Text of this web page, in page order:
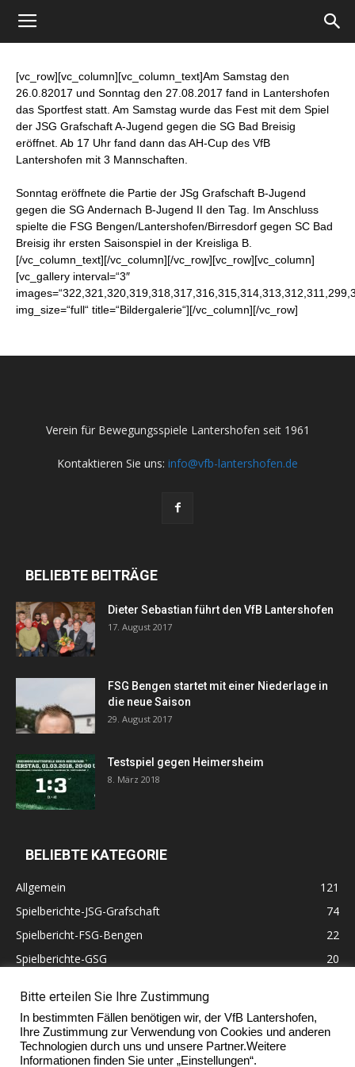
[vc_row][vc_column][vc_column_text]Am Samstag den
26.0.82017 und Sonntag den 27.08.2017 fand in Lantershofen
das Sportfest statt. Am Samstag wurde das Fest mit dem Spiel
der JSG Grafschaft A-Jugend gegen die SG Bad Breisig
eröffnet. Ab 17 Uhr fand dann das AH-Cup des VfB
Lantershofen mit 3 Mannschaften.
Sonntag eröffnete die Partie der JSg Grafschaft B-Jugend
gegen die SG Andernach B-Jugend II den Tag. Im Anschluss
spielte die FSG Bengen/Lantershofen/Birresdorf gegen SC Bad
Breisig ihr ersten Saisonspiel in der Kreisliga B.
[/vc_column_text][/vc_column][/vc_row][vc_row][vc_column]
[vc_gallery interval=“3″
img_size=“full“ title=“Bildergalerie“][/vc_column][/vc_row]
Verein für Bewegungsspiele Lantershofen seit 1961
Kontaktieren Sie uns: info@vfb-lantershofen.de
BELIEBTE BEITRÄGE
Dieter Sebastian führt den VfB Lantershofen
17. August 2017
FSG Bengen startet mit einer Niederlage in
die neue Saison
29. August 2017
Testspiel gegen Heimersheim
8. März 2018
BELIEBTE KATEGORIE
Allgemein
121
Spielberichte-JSG-Grafschaft
74
Spielbericht-FSG-Bengen
22
Spielberichte-GSG
20
60 Jahre VfB Lantershofen
Ehrenmitglieder
Bitte erteilen Sie Ihre Zustimmung
In bestimmten Fällen benötigen wir, der VfB Lantershofen,
Ihre Zustimmung zur Verwendung von Cookies und anderen
Technologien durch uns und unsere Partner.Weitere
Informationen finden Sie unter „Einstellungen“.